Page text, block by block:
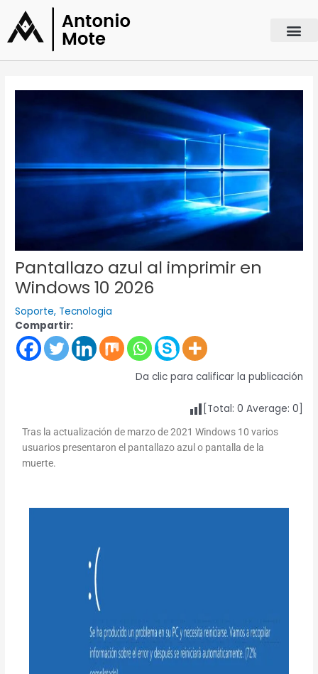
contenido
Pantallazo azul al imprimir en
Windows 10 2026
Soporte, Tecnologia
Compartir:
Da clic para calificar la publicación
[Total: 0 Average: 0
Tras la actualización de marzo de 2021 Windows 10 varios
usuarios presentaron el pantallazo azul o pantalla de la
muerte.